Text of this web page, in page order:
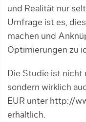
und Realität nur
Umfrage ist es,
machen und
Optimierungen zu
Die Studie ist
sondern wirklich
EUR unter http://
erhältlich.